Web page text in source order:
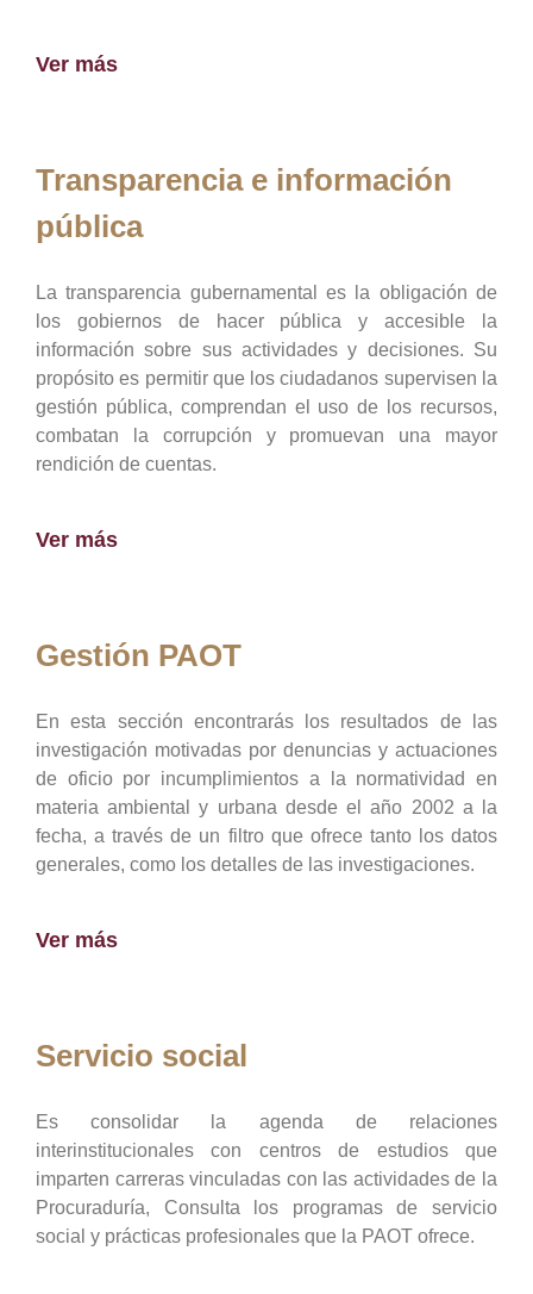
Ver más
Transparencia e información
pública
La transparencia gubernamental es la obligación de
los gobiernos de hacer pública y accesible la
información sobre sus actividades y decisiones. Su
propósito es permitir que los ciudadanos supervisen la
gestión pública, comprendan el uso de los recursos,
combatan la corrupción y promuevan una mayor
rendición de cuentas.
Ver más
Gestión PAOT
En esta sección encontrarás los resultados de las
investigación motivadas por denuncias y actuaciones
de oficio por incumplimientos a la normatividad en
materia ambiental y urbana desde el año 2002 a la
fecha, a través de un filtro que ofrece tanto los datos
generales, como los detalles de las investigaciones.
Ver más
Servicio social
Es consolidar la agenda de relaciones
interinstitucionales con centros de estudios que
imparten carreras vinculadas con las actividades de la
Procuraduría, Consulta los programas de servicio
social y prácticas profesionales que la PAOT ofrece.